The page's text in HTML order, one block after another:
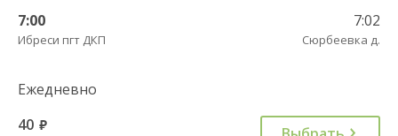
7:00
Ибреси пгт ДКП
7:02
Сюрбеевка д.
Ежедневно
40 руб.